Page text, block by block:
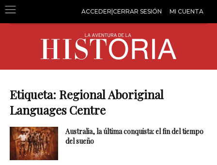
ACCEDER|CERRAR SESIÓN MI CUENTA
Etiqueta: Regional Aboriginal
Languages Centre
Australia, la última conquista: el fin del tiempo
del sueño